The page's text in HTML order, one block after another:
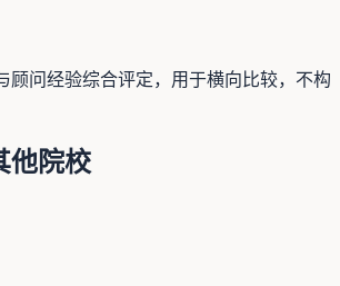
顾问经验综合评定，用于横向比较，不构
他院校